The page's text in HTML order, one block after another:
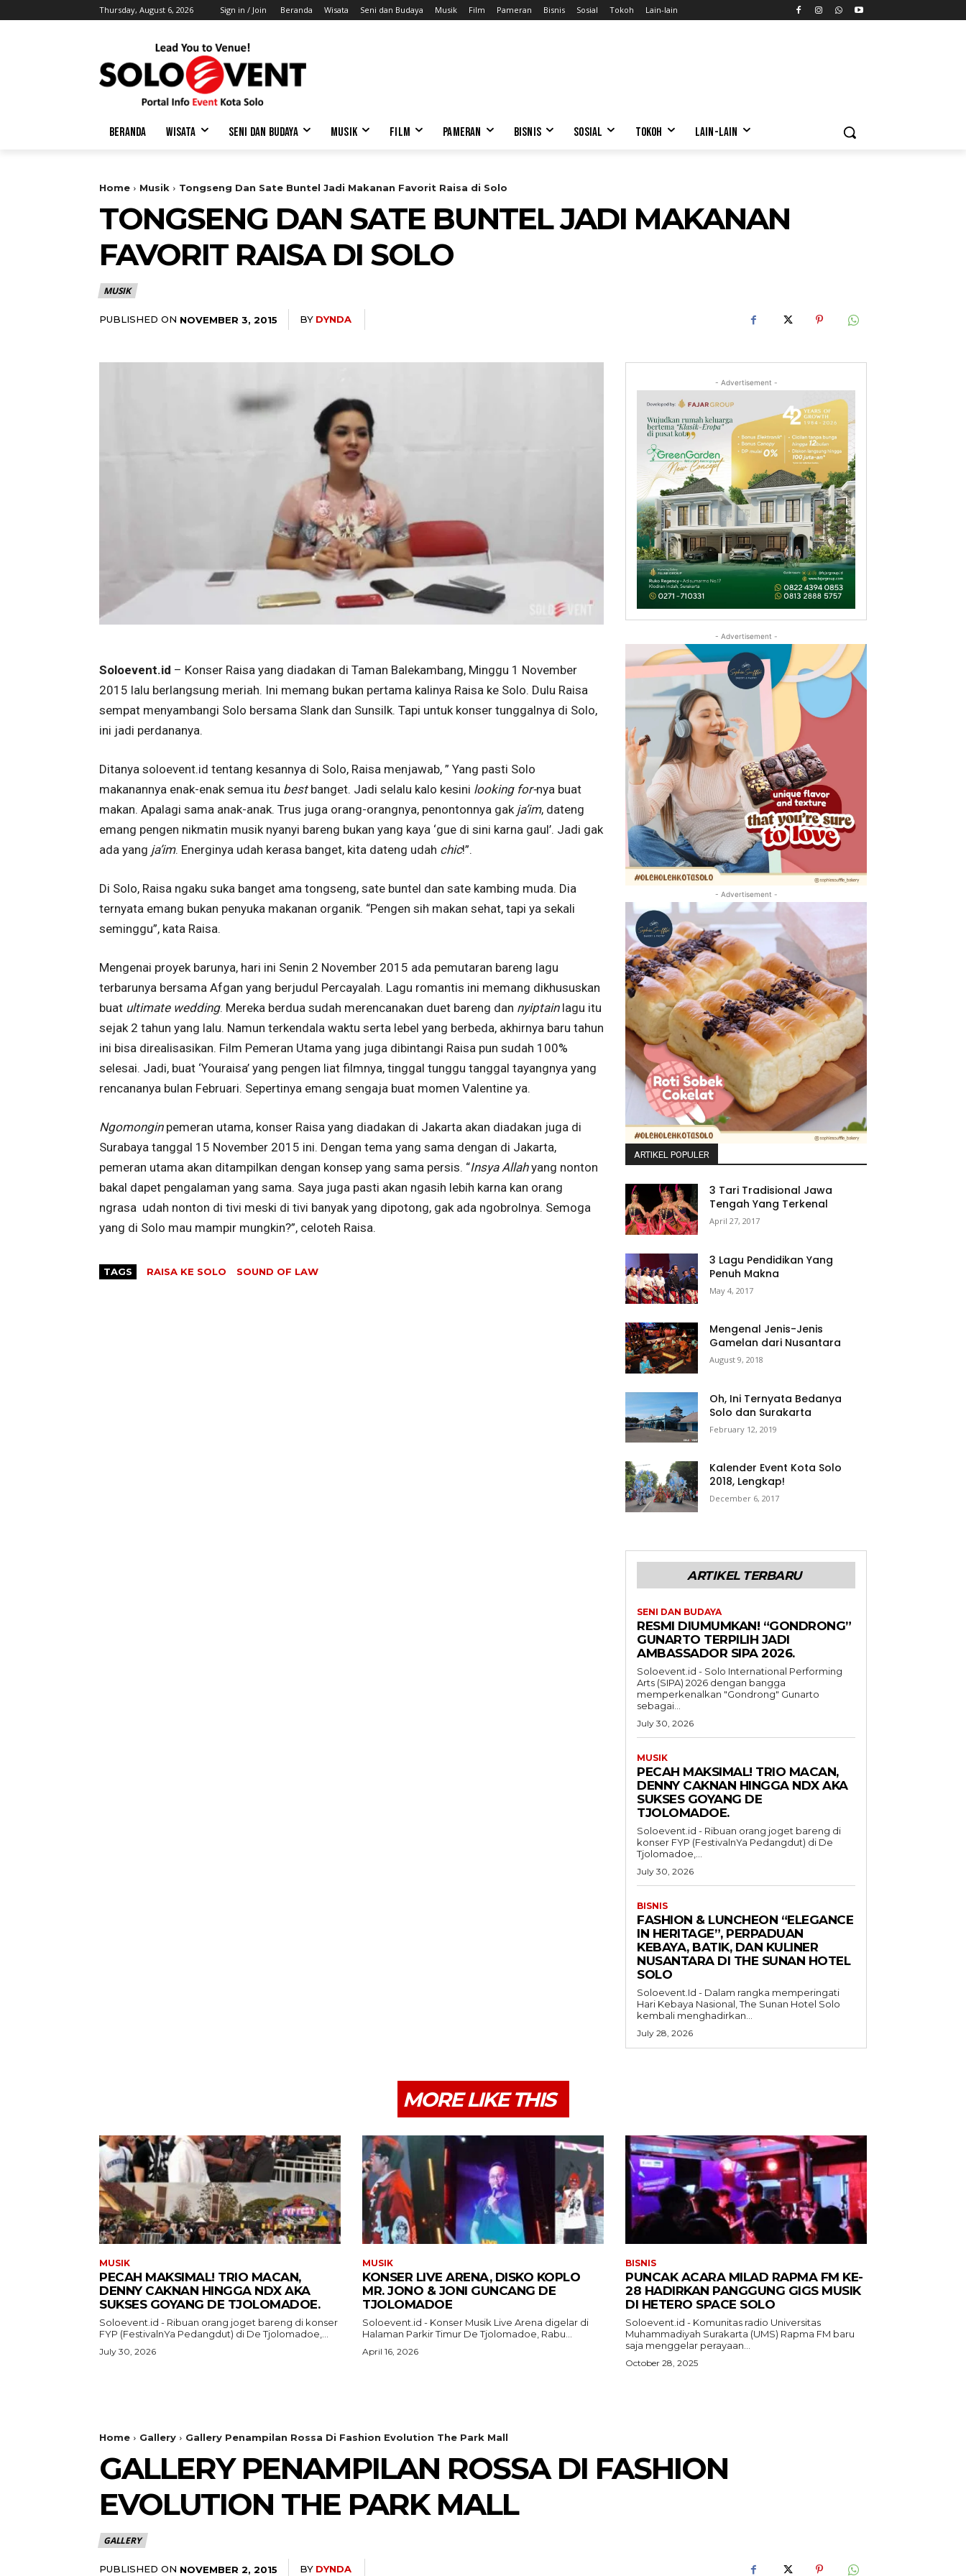
Thursday, August 6, 2026 Sign in / Join Beranda Wisata Seni dan Budaya Musik Film Pameran Bisnis Sosial Tokoh Lain-lain
BERANDA WISATA SENI DAN BUDAYA MUSIK FILM PAMERAN BISNIS SOSIAL TOKOH LAIN-LAIN
Home Musik Tongseng Dan Sate Buntel Jadi Makanan Favorit Raisa di Solo
TONGSENG DAN SATE BUNTEL JADI MAKANAN
FAVORIT RAISA DI SOLO
MUSIK
PUBLISHED ON NOVEMBER 3, 2015 BY DYNDA
- Advertisement -
Soloevent.id – Konser Raisa yang diadakan di Taman Balekambang, Minggu 1 November
2015 lalu berlangsung meriah. Ini memang bukan pertama kalinya Raisa ke Solo. Dulu Raisa
sempat menyambangi Solo bersama Slank dan Sunsilk. Tapi untuk konser tunggalnya di Solo,
ini jadi perdananya.
Ditanya soloevent.id tentang kesannya di Solo, Raisa menjawab, ” Yang pasti Solo
makanannya enak-enak semua itu bestbanget. Jadi selalu kalo kesini looking for-nya buat
makan. Apalagi sama anak-anak. Trus juga orang-orangnya, penontonnya gak ja’im, dateng
emang pengen nikmatin musik nyanyi bareng bukan yang kaya ‘gue di sini karna gaul’. Jadi gak
ada yang ja’im. Energinya udah kerasa banget, kita dateng udah chic!”.
Di Solo, Raisa ngaku suka banget ama tongseng, sate buntel dan sate kambing muda. Dia
ternyata emang bukan penyuka makanan organik. “Pengen sih makan sehat, tapi ya sekali
seminggu”, kata Raisa.
Mengenai proyek barunya, hari ini Senin 2 November 2015 ada pemutaran bareng lagu
terbarunya bersama Afgan yang berjudul Percayalah. Lagu romantis ini memang dikhususkan
buat ultimate wedding. Mereka berdua sudah merencanakan duet bareng dan nyiptainlagu itu
sejak 2 tahun yang lalu. Namun terkendala waktu serta lebel yang berbeda, akhirnya baru tahun
ini bisa direalisasikan. Film Pemeran Utama yang juga dibintangi Raisa pun sudah 100%
selesai. Jadi, buat ‘Youraisa’ yang pengen liat filmnya, tinggal tunggu tanggal tayangnya yang
rencananya bulan Februari. Sepertinya emang sengaja buat momen Valentine ya.
Ngomonginpemeran utama, konser Raisa yang diadakan di Jakarta akan diadakan juga di
Surabaya tanggal 15 November 2015 ini. Dengan tema yang sama dengan di Jakarta,
pemeran utama akan ditampilkan dengan konsep yang sama persis. “Insya Allahyang nonton
bakal dapet pengalaman yang sama. Saya juga pasti akan ngasih lebih karna kan orang
ngrasa udah nonton di tivi meski di tivi banyak yang dipotong, gak ada ngobrolnya. Semoga
yang di Solo mau mampir mungkin?”, celoteh Raisa.
TAGS RAISA KE SOLO SOUND OF LAW
- Advertisement -
- Advertisement -
ARTIKEL POPULER
3 Tari Tradisional Jawa
Tengah Yang Terkenal
April 27, 2017
3 Lagu Pendidikan Yang
Penuh Makna
May 4, 2017
Mengenal Jenis-Jenis
Gamelan dari Nusantara
August 9, 2018
Oh, Ini Ternyata Bedanya
Solo dan Surakarta
February 12, 2019
Kalender Event Kota Solo
2018, Lengkap!
December 6, 2017
ARTIKEL TERBARU
SENI DAN BUDAYA
RESMI DIUMUMKAN! “GONDRONG”
GUNARTO TERPILIH JADI
AMBASSADOR SIPA 2026.
Soloevent.id - Solo International Performing
Arts (SIPA) 2026 dengan bangga
memperkenalkan "Gondrong" Gunarto
sebagai...
July 30, 2026
MUSIK
PECAH MAKSIMAL! TRIO MACAN,
DENNY CAKNAN HINGGA NDX AKA
SUKSES GOYANG DE
TJOLOMADOE.
Soloevent.id - Ribuan orang joget bareng di
konser FYP (FestivalnYa Pedangdut) di De
Tjolomadoe,...
July 30, 2026
BISNIS
FASHION & LUNCHEON “ELEGANCE
IN HERITAGE”, PERPADUAN
KEBAYA, BATIK, DAN KULINER
NUSANTARA DI THE SUNAN HOTEL
SOLO
Soloevent.Id - Dalam rangka memperingati
Hari Kebaya Nasional, The Sunan Hotel Solo
kembali menghadirkan...
July 28, 2026
MORE LIKE THIS
MUSIK
PECAH MAKSIMAL! TRIO MACAN,
DENNY CAKNAN HINGGA NDX AKA
SUKSES GOYANG DE TJOLOMADOE.
Soloevent.id - Ribuan orang joget bareng di konser
FYP (FestivalnYa Pedangdut) di De Tjolomadoe,...
July 30, 2026
MUSIK
KONSER LIVE ARENA, DISKO KOPLO
MR. JONO & JONI GUNCANG DE
TJOLOMADOE
Soloevent.id - Konser Musik Live Arena digelar di
Halaman Parkir Timur De Tjolomadoe, Rabu...
April 16, 2026
BISNIS
PUNCAK ACARA MILAD RAPMA FM KE-
28 HADIRKAN PANGGUNG GIGS MUSIK
DI HETERO SPACE SOLO
Soloevent.id - Komunitas radio Universitas
Muhammadiyah Surakarta (UMS) Rapma FM baru
saja menggelar perayaan...
October 28, 2025